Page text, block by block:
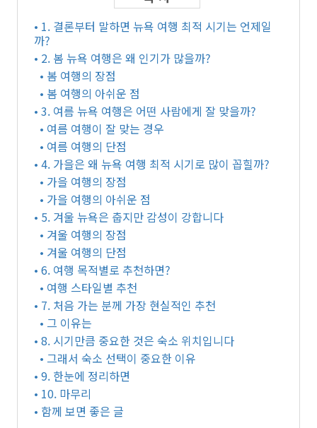
• 1. 결론부터 말하면 뉴욕 여행 최적 시기는 언제일
까?
• 2. 봄 뉴욕 여행은 왜 인기가 많을까?
• 봄 여행의 장점
• 봄 여행의 아쉬운 점
• 3. 여름 뉴욕 여행은 어떤 사람에게 잘 맞을까?
• 여름 여행이 잘 맞는 경우
• 여름 여행의 단점
• 4. 가을은 왜 뉴욕 여행 최적 시기로 많이 꼽힐까?
• 가을 여행의 장점
• 가을 여행의 아쉬운 점
• 5. 겨울 뉴욕은 춥지만 감성이 강합니다
• 겨울 여행의 장점
• 겨울 여행의 단점
• 6. 여행 목적별로 추천하면?
• 여행 스타일별 추천
• 7. 처음 가는 분께 가장 현실적인 추천
• 그 이유는
• 8. 시기만큼 중요한 것은 숙소 위치입니다
• 그래서 숙소 선택이 중요한 이유
• 9. 한눈에 정리하면
• 10. 마무리
• 함께 보면 좋은 글